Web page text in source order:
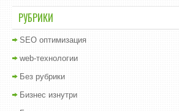
РУБРИКИ
SEO оптимизация
web-технологии
Без рубрики
Бизнес изнутри